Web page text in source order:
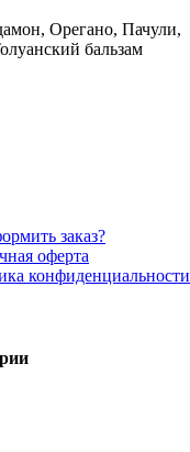
Орегано, Пачули,
бальзам
заказ?
оферта
конфиденциальности